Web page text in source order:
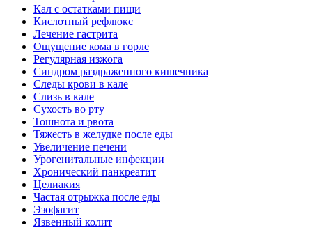
Кал с остатками пищи
Кислотный рефлюкс
Лечение гастрита
Ощущение кома в горле
Регулярная изжога
Синдром раздраженного кишечника
Следы крови в кале
Слизь в кале
Сухость во рту
Тошнота и рвота
Тяжесть в желудке после еды
Увеличение печени
Урогенитальные инфекции
Хронический панкреатит
Целиакия
Частая отрыжка после еды
Эзофагит
Язвенный колит